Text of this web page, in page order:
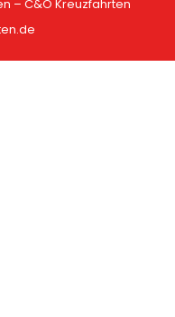
– C&O Kreuzfahrten